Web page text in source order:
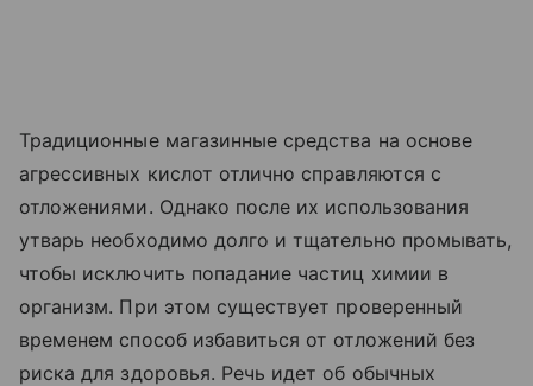
Традиционные магазинные средства на основе
агрессивных кислот отлично справляются с
отложениями. Однако после их использования
утварь необходимо долго и тщательно промывать,
чтобы исключить попадание частиц химии в
организм. При этом существует проверенный
временем способ избавиться от отложений без
риска для здоровья. Речь идет об обычных